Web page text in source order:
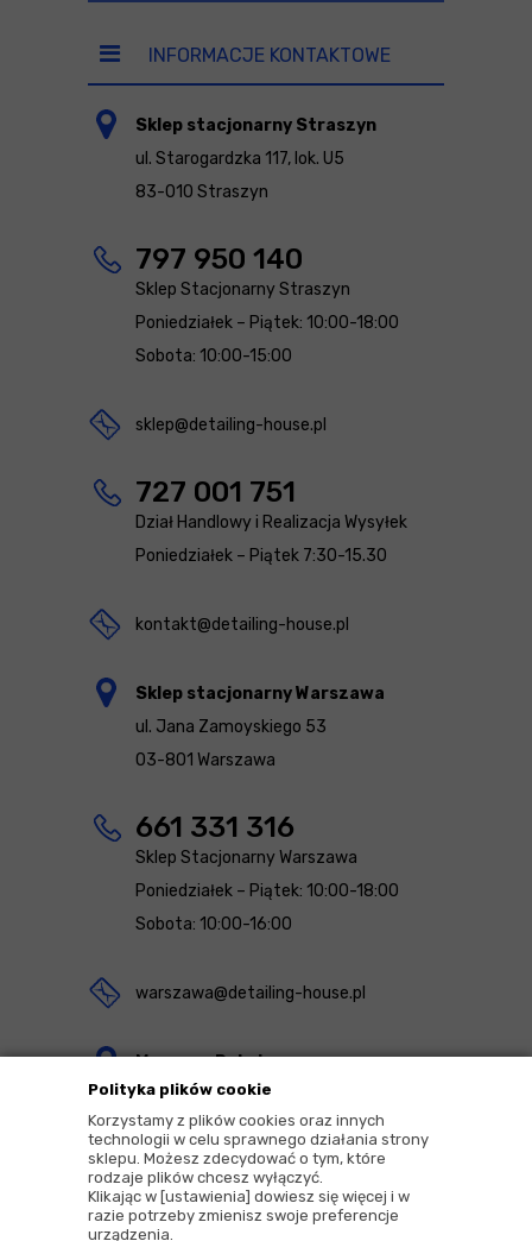
Polityka plików cookie
Korzystamy z plików cookies oraz innych
technologii w celu sprawnego działania strony
sklepu. Możesz zdecydować o tym, które
rodzaje plików chcesz wyłączyć.
Klikając w [ustawienia] dowiesz się więcej i w
razie potrzeby zmienisz swoje preferencje
urządzenia.
INFORMACJE KONTAKTOWE
Sklep stacjonarny Straszyn
ul. Starogardzka 117, lok. U5
83-010 Straszyn
797 950 140
Sklep Stacjonarny Straszyn
Poniedziałek – Piątek: 10:00-18:00
Sobota: 10:00-15:00
sklep@detailing-house.pl
727 001 751
Dział Handlowy i Realizacja Wysyłek
Poniedziałek – Piątek 7:30-15.30
kontakt@detailing-house.pl
Sklep stacjonarny Warszawa
ul. Jana Zamoyskiego 53
03-801 Warszawa
661 331 316
Sklep Stacjonarny Warszawa
Poniedziałek – Piątek: 10:00-18:00
Sobota: 10:00-16:00
warszawa@detailing-house.pl
Magazyn Rekcin
Nomos Sp. z o.o. sp.k.
ul. Agrestowa 1
83-010 Rekcin